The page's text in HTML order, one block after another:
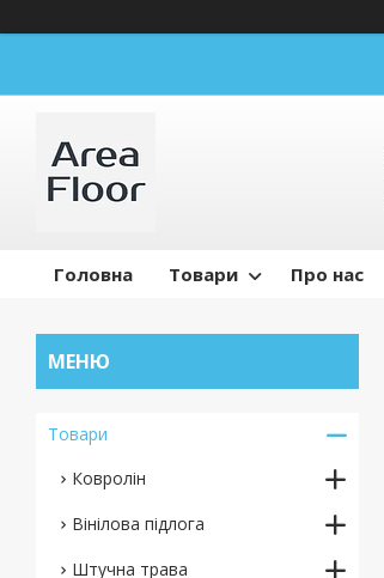
Головна Товари Про нас
Товари
Ковролін
Вінілова підлога
Штучна трава